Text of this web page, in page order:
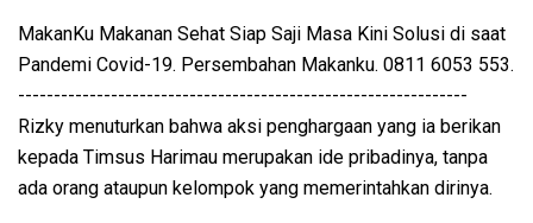
MakanKu Makanan Sehat Siap Saji Masa Kini Solusi di saat
Pandemi Covid-19. Persembahan Makanku. 0811 6053 553.
---------------------------------------------------------------
Rizky menuturkan bahwa aksi penghargaan yang ia berikan
kepada Timsus Harimau merupakan ide pribadinya, tanpa
ada orang ataupun kelompok yang memerintahkan dirinya.